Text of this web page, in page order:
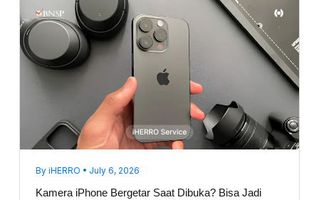
By iHERRO • July 6, 2026
Kamera iPhone Bergetar Saat Dibuka? Bisa Jadi
iPhone
Bergetar
Saat
Dibuka?
Jadi
Bukan
Karena